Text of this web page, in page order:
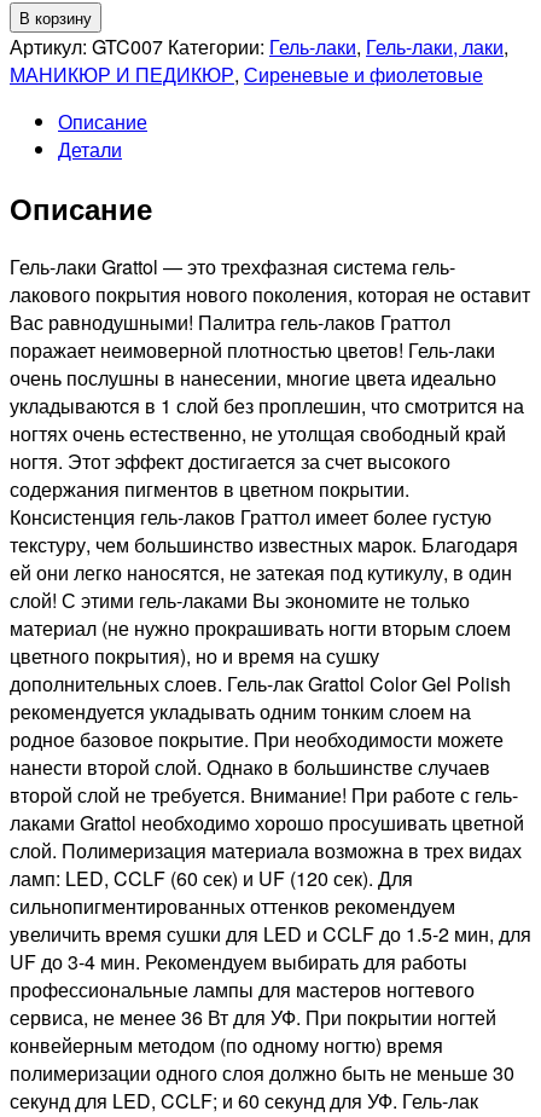
Количество
товара
GRATTOL
лак
Color
Polish
Violet,
9мл
В корзину
Артикул: GTC007 Категории: Гель-лаки, Гель-лаки, лаки,
МАНИКЮР И ПЕДИКЮР, Сиреневые и фиолетовые
Описание
Детали
Описание
Гель-лаки Grattol — это трехфазная система гель-
лакового покрытия нового поколения, которая не оставит
Вас равнодушными! Палитра гель-лаков Граттол
поражает неимоверной плотностью цветов! Гель-лаки
очень послушны в нанесении, многие цвета идеально
укладываются в 1 слой без проплешин, что смотрится на
ногтях очень естественно, не утолщая свободный край
ногтя. Этот эффект достигается за счет высокого
содержания пигментов в цветном покрытии.
Консистенция гель-лаков Граттол имеет более густую
текстуру, чем большинство известных марок. Благодаря
ей они легко наносятся, не затекая под кутикулу, в один
слой! С этими гель-лаками Вы экономите не только
материал (не нужно прокрашивать ногти вторым слоем
цветного покрытия), но и время на сушку
дополнительных слоев. Гель-лак Grattol Color Gel Polish
рекомендуется укладывать одним тонким слоем на
родное базовое покрытие. При необходимости можете
нанести второй слой. Однако в большинстве случаев
второй слой не требуется. Внимание! При работе с гель-
лаками Grattol необходимо хорошо просушивать цветной
слой. Полимеризация материала возможна в трех видах
ламп: LED, CCLF (60 сек) и UF (120 сек). Для
сильнопигментированных оттенков рекомендуем
увеличить время сушки для LED и CCLF до 1.5-2 мин, для
UF до 3-4 мин. Рекомендуем выбирать для работы
профессиональные лампы для мастеров ногтевого
сервиса, не менее 36 Вт для УФ. При покрытии ногтей
конвейерным методом (по одному ногтю) время
полимеризации одного слоя должно быть не меньше 30
секунд для LED, CCLF; и 60 секунд для УФ. Гель-лак